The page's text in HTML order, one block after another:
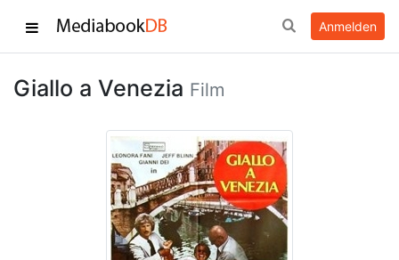
Anmelden
Giallo a Venezia Film